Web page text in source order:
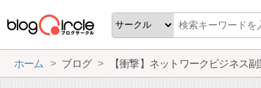
ホーム ブログ